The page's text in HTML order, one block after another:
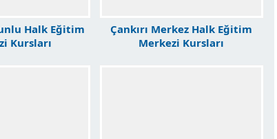
Halk Eğitim
Kursları
Çankırı Merkez Halk Eğitim
Merkezi Kursları